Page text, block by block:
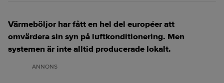
Värmeböljor har fått en hel del européer att
omvärdera sin syn på luftkonditionering. Men
systemen är inte alltid producerade lokalt.
ANNONS